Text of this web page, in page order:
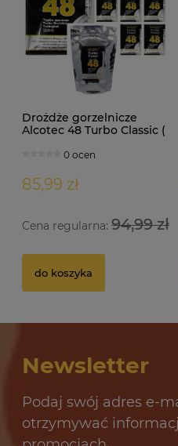
Drożdże gorzelnicze
Alcotec 48 Turbo Classic (
0 ocen
85,99 zł
Cena regularna: 94,99 zł
do koszyka
12,69 zł
do koszyka
Newsletter
Podaj swój adres e-
otrzymywać